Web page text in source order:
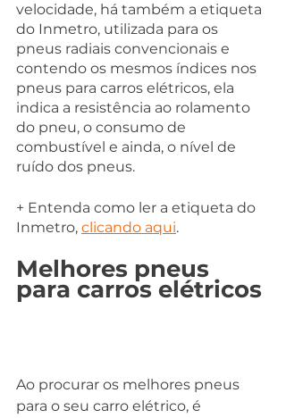
velocidade, há também a etiqueta
do Inmetro, utilizada para os
pneus radiais convencionais e
contendo os mesmos índices nos
pneus para carros elétricos, ela
indica a resistência ao rolamento
do pneu, o consumo de
combustível e ainda, o nível de
ruído dos pneus.
+ Entenda como ler a etiqueta do
Inmetro, clicando aqui.
Melhores pneus
para carros elétricos
Ao procurar os melhores pneus
para o seu carro elétrico, é